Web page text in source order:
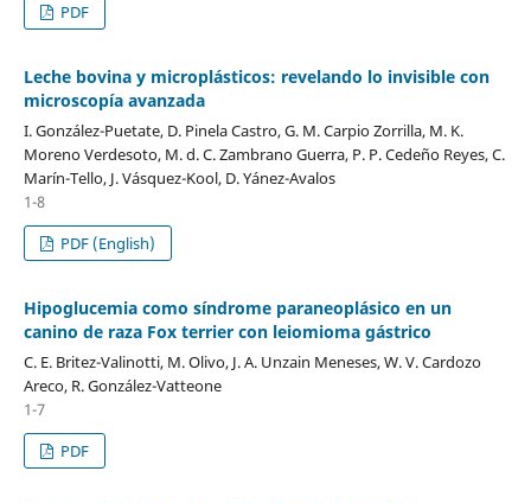
PDF
Leche bovina y microplásticos: revelando lo invisible con
microscopía avanzada
I. González-Puetate, D. Pinela Castro, G. M. Carpio Zorrilla, M. K.
Moreno Verdesoto, M. d. C. Zambrano Guerra, P. P. Cedeño Reyes, C.
Marín-Tello, J. Vásquez-Kool, D. Yánez-Avalos
1-8
PDF (English)
Hipoglucemia como síndrome paraneoplásico en un
canino de raza Fox terrier con leiomioma gástrico
C. E. Britez-Valinotti, M. Olivo, J. A. Unzain Meneses, W. V. Cardozo
Areco, R. González-Vatteone
1-7
PDF